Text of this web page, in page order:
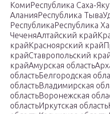
КомиРеспублика Саха-
АланияРеспублика
РеспубликаРеспублика
ЧеченяАлтайский
крайКрасноярский
крайСтавропольский
крайАмурская
областьБелгородская
областьВладимирская
областьВоронежская
областьИркутская